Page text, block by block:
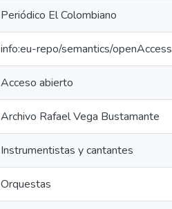
Periódico El Colombiano
info:eu-repo/semantics/openAccess
Acceso abierto
Archivo Rafael Vega Bustamante
Instrumentistas y cantantes
Orquestas